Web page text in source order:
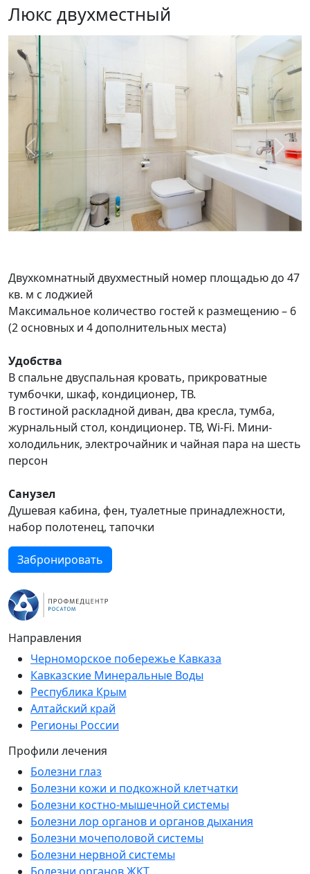
Люкс двухместный
Предыдущий
Двухкомнатный двухместный номер площадью до 47
кв. м с лоджией
Максимальное количество гостей к размещению – 6
(2 основных и 4 дополнительных места)
Удобства
В спальне двуспальная кровать, прикроватные
тумбочки, шкаф, кондиционер, ТВ.
В гостиной раскладной диван, два кресла, тумба,
журнальный стол, кондиционер. ТВ, Wi-Fi. Мини-
холодильник, электрочайник и чайная пара на шесть
персон
Санузел
Душевая кабина, фен, туалетные принадлежности,
набор полотенец, тапочки
Забронировать
Направления
Черноморское побережье Кавказа
Кавказские Минеральные Воды
Республика Крым
Алтайский край
Регионы России
Профили лечения
Болезни глаз
Болезни кожи и подкожной клетчатки
Болезни костно-мышечной системы
Болезни лор органов и органов дыхания
Болезни мочеполовой системы
Болезни нервной системы